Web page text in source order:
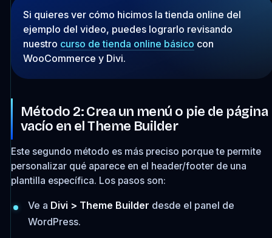
Si quieres ver cómo hicimos la tienda online del
ejemplo del video, puedes lograrlo revisando
nuestro curso de tienda online básico con
WooCommerce y Divi.
Método 2: Crea un menú o pie de página
vacío en el Theme Builder
Este segundo método es más preciso porque te permite
personalizar qué aparece en el header/footer de una
plantilla específica. Los pasos son:
Ve a Divi > Theme Builder desde el panel de
WordPress.